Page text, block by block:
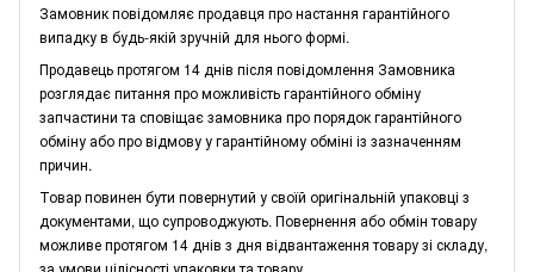
Замовник повідомляє продавця про настання гарантійного
випадку в будь-якій зручній для нього формі.
Продавець протягом 14 днів після повідомлення Замовника
розглядає питання про можливість гарантійного обміну
запчастини та сповіщає замовника про порядок гарантійного
обміну або про відмову у гарантійному обміні із зазначенням
причин.
Товар повинен бути повернутий у своїй оригінальній упаковці з
документами, що супроводжують. Повернення або обмін товару
можливе протягом 14 днів з дня відвантаження товару зі складу,
за умови цілісності упаковки та товару.